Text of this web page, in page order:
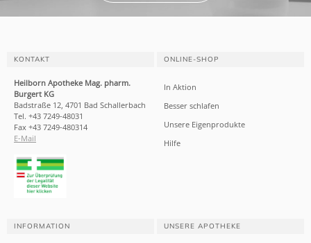
KONTAKT
Heilborn Apotheke Mag. pharm.
Burgert KG
Badstraße 12, 4701 Bad Schallerbach
Tel. +43 7249-48031
Fax +43 7249-480314
E-Mail
ONLINE-SHOP
In Aktion
Besser schlafen
Unsere Eigenprodukte
Hilfe
INFORMATION UNSERE APOTHEKE